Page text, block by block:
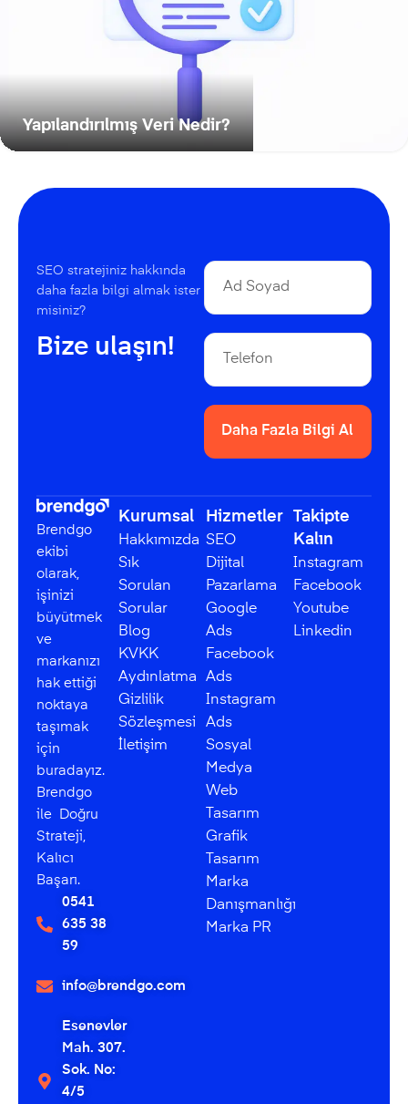
Yapılandırılmış Veri Nedir?
SEO stratejiniz hakkında
daha fazla bilgi almak ister
misiniz?
Bize ulaşın!
Daha Fazla Bilgi Al
Brendgo
ekibi
olarak,
işinizi
büyütmek
ve
markanızı
hak ettiği
noktaya
taşımak
için
buradayız.
Brendgo
ile Doğru
Strateji,
Kalıcı
Başarı.
0541
635 38
59
info@brendgo.com
Esenevler
Mah. 307.
Sok. No:
4/5
Kurumsal
Hakkımızda
Sık
Sorulan
Sorular
Blog
KVKK
Aydınlatma
Gizlilik
Sözleşmesi
İletişim
Hizmetler
SEO
Dijital
Pazarlama
Google
Ads
Facebook
Ads
Instagram
Ads
Sosyal
Medya
Web
Tasarım
Grafik
Tasarım
Marka
Danışmanlığı
Marka PR
Takipte
Kalın
Instagram
Facebook
Youtube
Linkedin